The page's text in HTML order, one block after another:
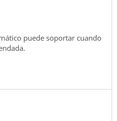
puede soportar cuando